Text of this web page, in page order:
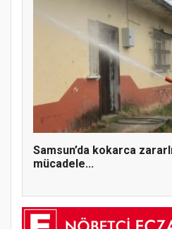
Samsun’da kokarca
mücadele...